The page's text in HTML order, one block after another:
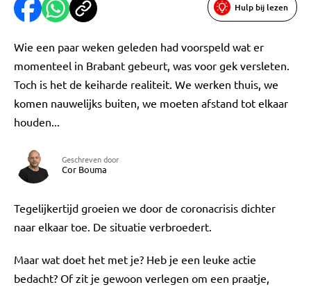
Hulp bij lezen
Wie een paar weken geleden had voorspeld wat er
momenteel in Brabant gebeurt, was voor gek versleten.
Toch is het de keiharde realiteit. We werken thuis, we
komen nauwelijks buiten, we moeten afstand tot elkaar
houden...
Geschreven door
Cor Bouma
Tegelijkertijd groeien we door de coronacrisis dichter
naar elkaar toe. De situatie verbroedert.
Maar wat doet het met je? Heb je een leuke actie
bedacht? Of zit je gewoon verlegen om een praatje,